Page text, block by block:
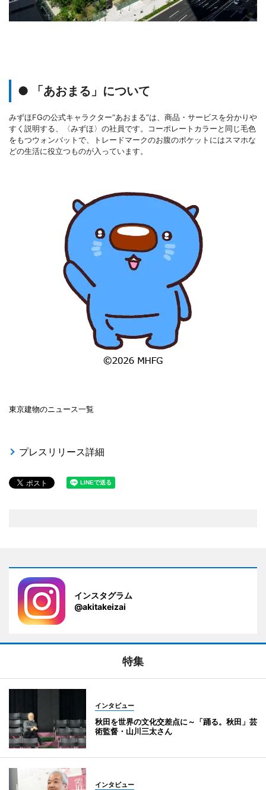
● 「あおまる」について
みずほFGの公式キャラクター“あおまる”は、商品・サービスを分かりや
すく説明する、〈みずほ〉の社員です。コーポレートカラーと同じ毛色
をもつウォンバットで、トレードマークのお腹のポケットにはスマホな
どの生活に役立つものが入っています。
東京建物のニュース一覧
プレスリリース詳細
インスタグラム
@akitakeizai
特集
インタビュー
秋田を世界の文化交差点に～「踊る。秋田」芸
術監督・山川三太さん
インタビュー